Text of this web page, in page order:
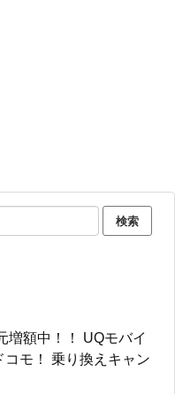
増額中！！ UQモバイ
モ！ 乗り換えキャン